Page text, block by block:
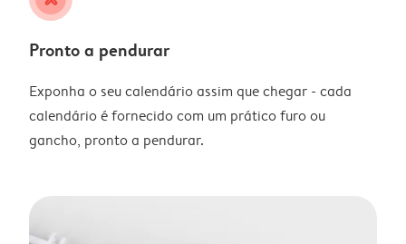
Pronto a pendurar
Exponha o seu calendário assim que chegar - cada
calendário é fornecido com um prático furo ou
gancho, pronto a pendurar.